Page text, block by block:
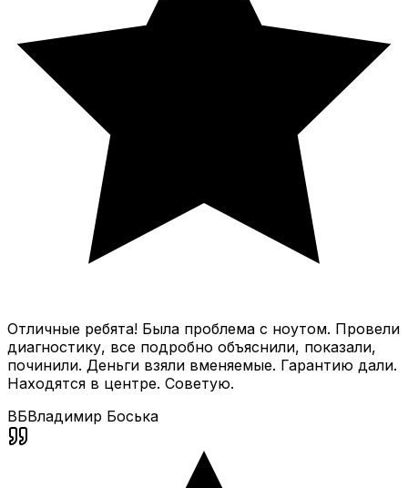
Отличные ребята! Была проблема с ноутом. Провели
диагностику, все подробно объяснили, показали,
починили. Деньги взяли вменяемые. Гарантию дали.
Находятся в центре. Советую.
ВБВладимир Боська